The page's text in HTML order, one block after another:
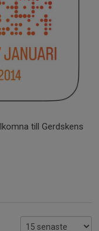
till Gerdskens